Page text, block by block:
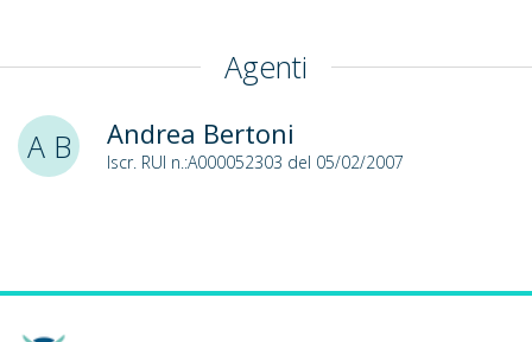
Agenti
A B
Andrea Bertoni
Iscr. RUI n.:A000052303 del 05/02/2007